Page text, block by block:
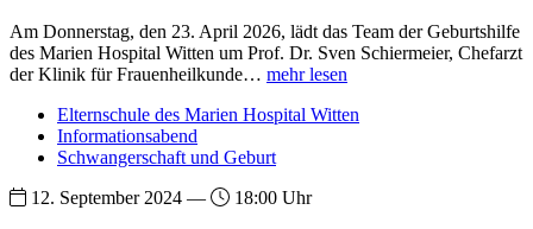
Am Donnerstag, den 23. April 2026, lädt das Team der Geburtshilfe
des Marien Hospital Witten um Prof. Dr. Sven Schiermeier, Chefarzt
der Klinik für Frauenheilkunde… mehr lesen
Elternschule des Marien Hospital Witten
Informationsabend
Schwangerschaft und Geburt
12. September 2024 —
18:00 Uhr